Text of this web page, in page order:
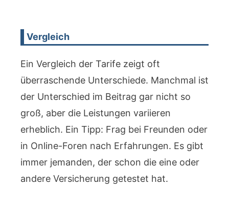
Vergleich
Ein Vergleich der Tarife zeigt oft
überraschende Unterschiede. Manchmal ist
der Unterschied im Beitrag gar nicht so
groß, aber die Leistungen variieren
erheblich. Ein Tipp: Frag bei Freunden oder
in Online-Foren nach Erfahrungen. Es gibt
immer jemanden, der schon die eine oder
andere Versicherung getestet hat.